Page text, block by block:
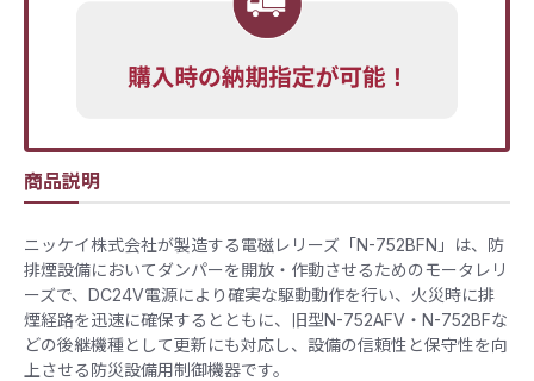
商品説明
ニッケイ株式会社が製造する電磁レリーズ「N-752BFN」は、防
排煙設備においてダンパーを開放・作動させるためのモータレリ
ーズで、DC24V電源により確実な駆動動作を行い、火災時に排
煙経路を迅速に確保するとともに、旧型N-752AFV・N-752BFな
どの後継機種として更新にも対応し、設備の信頼性と保守性を向
上させる防災設備用制御機器です。